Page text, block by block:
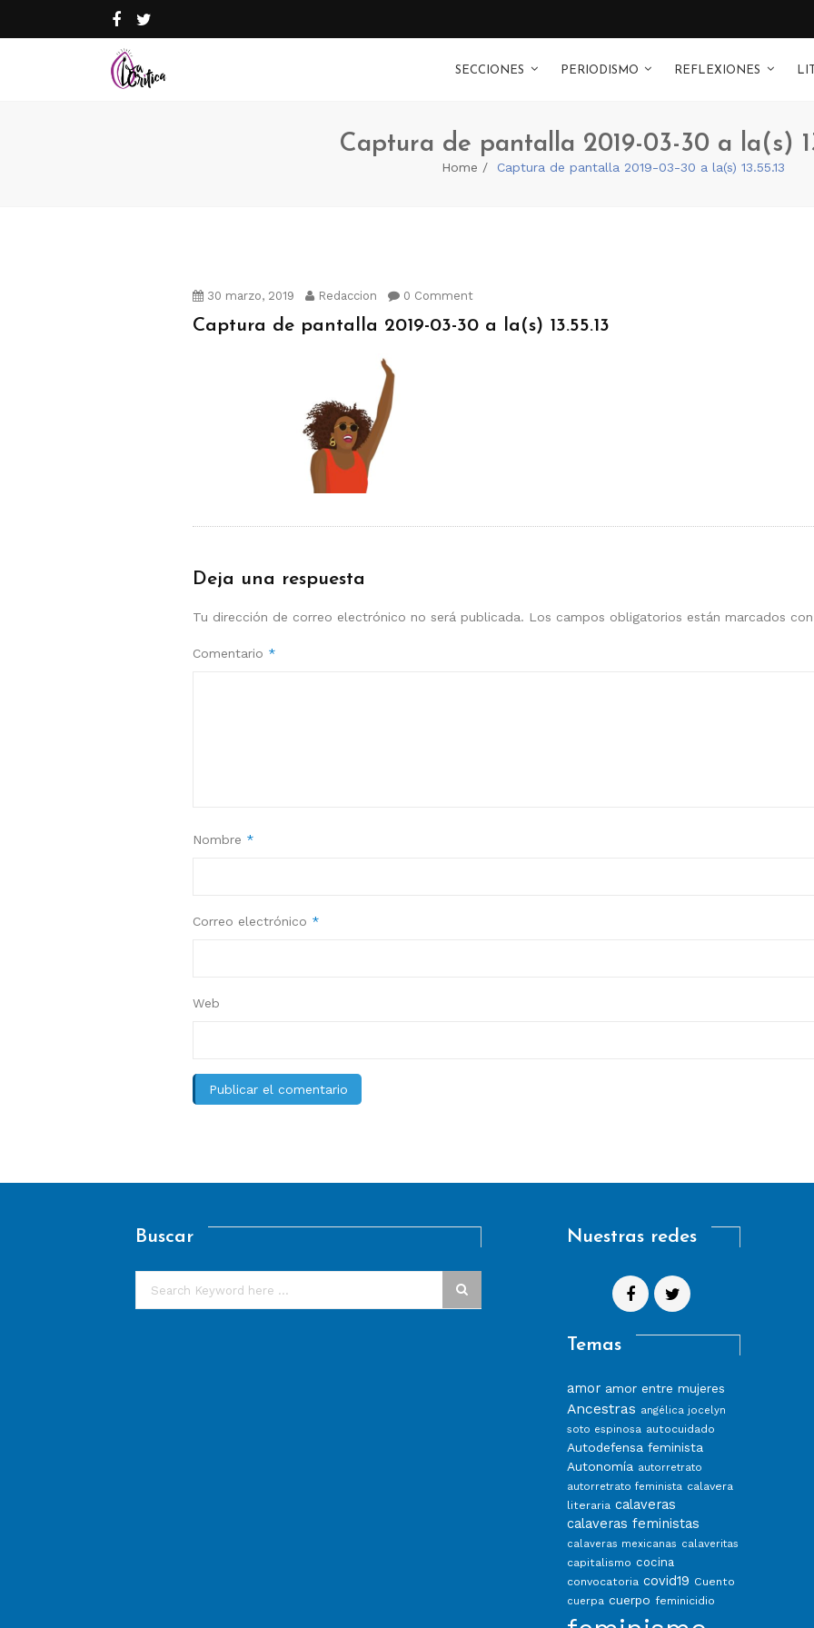
SECCIONES PERIODISMO REFLEXIONES
Captura de pantalla 2019-03-30 a la(s)
Home Captura de pantalla 2019-03-30 a la(s) 13.55.13
30 marzo, 2019 Redaccion 0 Comment
Captura de pantalla 2019-03-30 a la(s) 13.55.13
Deja una respuesta
Tu dirección de correo electrónico no será publicada. Los campos obligatorios están marcados
Comentario *
Nombre *
Correo electrónico *
Web
Buscar Nuestras redes
Temas
amor amor entre mujeres
Ancestras angélica jocelyn
soto espinosa autocuidado
Autodefensa feminista
Autonomía autorretrato
autorretrato feminista calavera
literaria calaveras
calaveras feministas
calaveras mexicanas calaveritas
capitalismo cocina
convocatoria covid19 Cuento
cuerpa cuerpo feminicidio